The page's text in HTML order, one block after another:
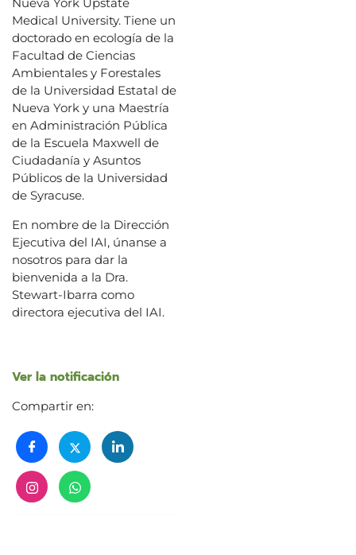
Nueva York Upstate
Medical University. Tiene un
doctorado en ecología de la
Facultad de Ciencias
Ambientales y Forestales
de la Universidad Estatal de
Nueva York y una Maestría
en Administración Pública
de la Escuela Maxwell de
Ciudadanía y Asuntos
Públicos de la Universidad
de Syracuse.
En nombre de la Dirección
Ejecutiva del IAI, únanse a
nosotros para dar la
bienvenida a la Dra.
Stewart-Ibarra como
directora ejecutiva del IAI.
Ver la notificación
Compartir en: